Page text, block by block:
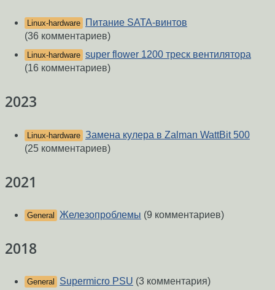
Linux-hardware
Питание SATA-винтов
(36 комментариев)
Linux-hardware super flower 1200 треск вентилятора
(16 комментариев)
2023
Linux-hardware Замена кулера в Zalman WattBit 500
(25 комментариев)
2021
General Железопроблемы (9 комментариев)
2018
General Supermicro PSU (3 комментария)